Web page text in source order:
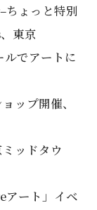
ょっと特別
東京
でアートに
ップ開催、
ッドタウ
アート」イベ